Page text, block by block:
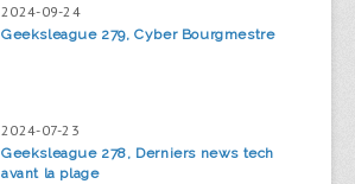
2024-09-24
Geeksleague 279, Cyber Bourgmestre
2024-07-23
Geeksleague 278, Derniers news tech
avant la plage